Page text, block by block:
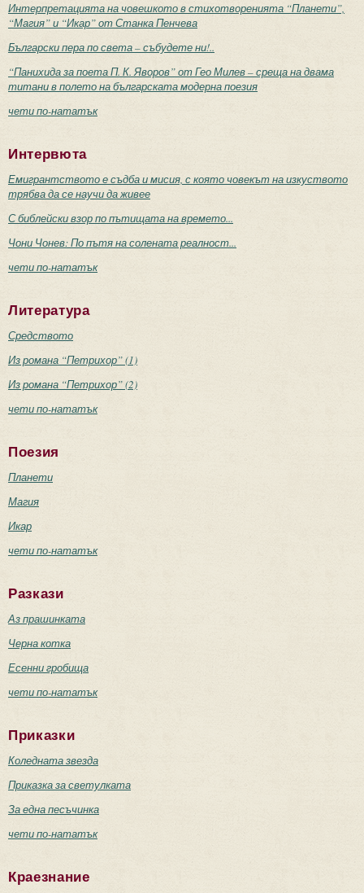
Интерпретацията на човешкото в стихотворенията “Планети”,
“Магия” и “Икар” от Станка Пенчева
Български пера по света – събудете ни!..
“Панихида за поета П. К. Яворов” от Гео Милев – среща на двама
титани в полето на българската модерна поезия
чети по-нататък
Интервюта
Емигрантството е съдба и мисия, с която човекът на изкуството
трябва да се научи да живее
С библейски взор по пътищата на времето...
Чони Чонев: По пътя на солената реалност...
чети по-нататък
Литература
Средството
Из романа “Петрихор” (1)
Из романа “Петрихор” (2)
чети по-нататък
Поезия
Планети
Магия
Икар
чети по-нататък
Разкази
Аз прашинката
Черна котка
Есенни гробища
чети по-нататък
Приказки
Коледната звезда
Приказка за светулката
За една песъчинка
чети по-нататък
Краезнание